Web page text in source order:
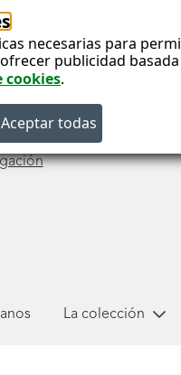
necesarias para
publicidad
cookies.
La colección